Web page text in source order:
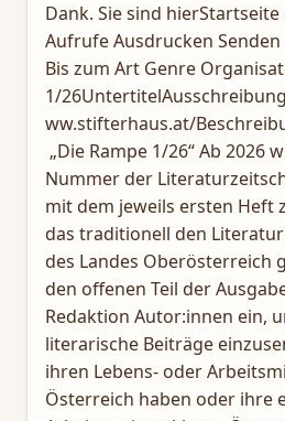
Dank. Sie sind
Aufrufe Ausdrucken
Bis zum Art Genre
1/
ww.stifterhaus.at/
„Die Rampe 1/26“ Ab 2026
Nummer der
mit dem jeweils ersten Heft
das traditionell den
des Landes Oberösterreich
den offenen Teil der
Redaktion Autor:innen ein,
literarische Beiträge
ihren Lebens- oder
Österreich haben oder ihre